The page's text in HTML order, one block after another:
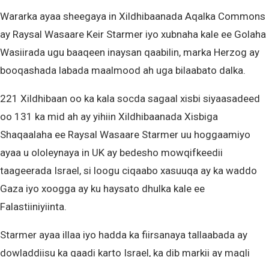
Wararka ayaa sheegaya in Xildhibaanada Aqalka Commons
ay Raysal Wasaare Keir Starmer iyo xubnaha kale ee Golaha
Wasiirada ugu baaqeen inaysan qaabilin, marka Herzog ay
booqashada labada maalmood ah uga bilaabato dalka.
221 Xildhibaan oo ka kala socda sagaal xisbi siyaasadeed
oo 131 ka mid ah ay yihiin Xildhibaanada Xisbiga
Shaqaalaha ee Raysal Wasaare Starmer uu hoggaamiyo
ayaa u ololeynaya in UK ay bedesho mowqifkeedii
taageerada Israel, si loogu ciqaabo xasuuqa ay ka waddo
Gaza iyo xoogga ay ku haysato dhulka kale ee
Falastiiniyiinta.
Starmer ayaa illaa iyo hadda ka fiirsanaya tallaabada ay
dowladdiisu ka qaadi karto Israel, ka dib markii ay maqli